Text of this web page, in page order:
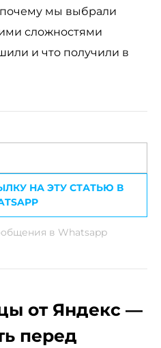
почему мы выбрали
сложностями
и что получили в
в Whatsapp
от Яндекс —
перед